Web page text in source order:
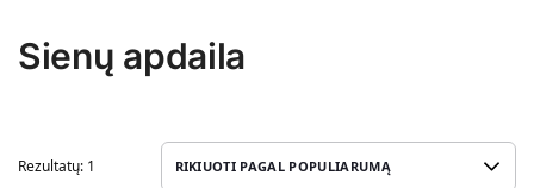
Sienų apdaila
Rezultatų: 1